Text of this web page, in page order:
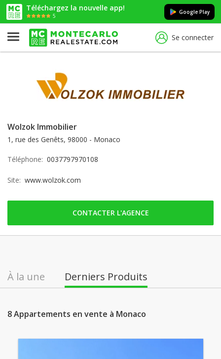
Téléchargez la nouvelle app!
5
Google Play
Se connecter
Wolzok Immobilier
1, rue des Genêts, 98000 - Monaco
Téléphone: 0037797970108
Site: www.wolzok.com
CONTACTER L'AGENCE
À la une Derniers Produits
8 Appartements en vente à Monaco